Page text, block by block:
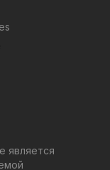
является